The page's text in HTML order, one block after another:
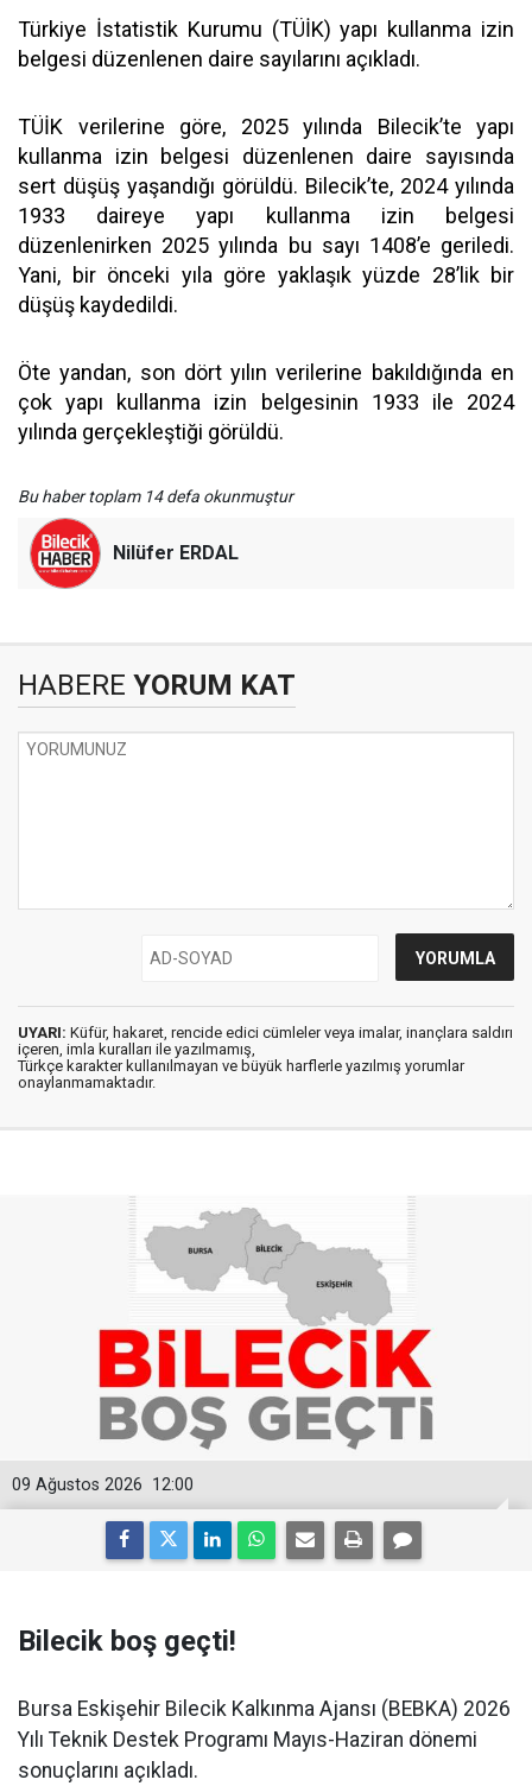
Türkiye İstatistik Kurumu (TÜİK) yapı kullanma izin
belgesi düzenlenen daire sayılarını açıkladı.
TÜİK verilerine göre, 2025 yılında Bilecik’te yapı
kullanma izin belgesi düzenlenen daire sayısında
sert düşüş yaşandığı görüldü. Bilecik’te, 2024 yılında
1933 daireye yapı kullanma izin belgesi
düzenlenirken 2025 yılında bu sayı 1408’e geriledi.
Yani, bir önceki yıla göre yaklaşık yüzde 28’lik bir
düşüş kaydedildi.
Öte yandan, son dört yılın verilerine bakıldığında en
çok yapı kullanma izin belgesinin 1933 ile 2024
yılında gerçekleştiği görüldü.
Bu haber toplam 14 defa okunmuştur
Nilüfer ERDAL
HABERE YORUM KAT
UYARI: Küfür, hakaret, rencide edici cümleler veya imalar, inançlara saldırı
içeren, imla kuralları ile yazılmamış,
Türkçe karakter kullanılmayan ve büyük harflerle yazılmış yorumlar
onaylanmamaktadır.
12:00
09 Ağustos 2026
Bilecik boş geçti!
Bursa Eskişehir Bilecik Kalkınma Ajansı (BEBKA) 2026
Yılı Teknik Destek Programı Mayıs-Haziran dönemi
sonuçlarını açıkladı.